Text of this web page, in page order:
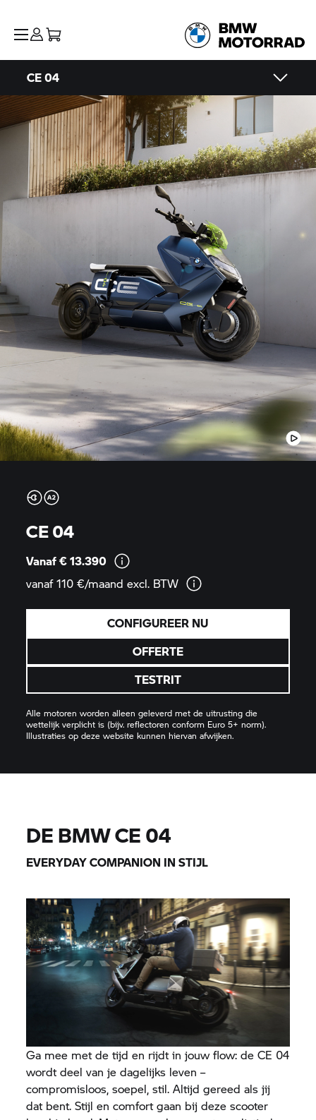
CE 04
CE 04
Vanaf €13.390
vanaf 110 €/maand excl. BTW
CONFIGUREER NU
OFFERTE
TESTRIT
Alle motoren worden alleen geleverd met de uitrusting die
wettelijk verplicht is (bijv. reflectoren conform Euro 5+ norm).
Illustraties op deze website kunnen hiervan afwijken.
DEBMW CE 04
EVERYDAY COMPANION IN STIJL
Ga mee met de tijd en rijdt in jouw flow: deCE 04
wordt deel van je dagelijks leven –
compromisloos, soepel, stil. Altijd gereed als jij
dat bent. Stijl en comfort gaan bij deze scooter